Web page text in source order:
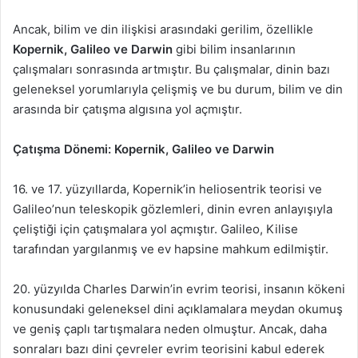
Ancak, bilim ve din ilişkisi arasındaki gerilim, özellikle
Kopernik, Galileo ve Darwin gibi bilim insanlarının
çalışmaları sonrasında artmıştır. Bu çalışmalar, dinin bazı
geleneksel yorumlarıyla çelişmiş ve bu durum, bilim ve din
arasında bir çatışma algısına yol açmıştır.
Çatışma Dönemi: Kopernik, Galileo ve Darwin
16. ve 17. yüzyıllarda, Kopernik’in heliosentrik teorisi ve
Galileo’nun teleskopik gözlemleri, dinin evren anlayışıyla
çeliştiği için çatışmalara yol açmıştır. Galileo, Kilise
tarafından yargılanmış ve ev hapsine mahkum edilmiştir.
20. yüzyılda Charles Darwin’in evrim teorisi, insanın kökeni
konusundaki geleneksel dini açıklamalara meydan okumuş
ve geniş çaplı tartışmalara neden olmuştur. Ancak, daha
sonraları bazı dini çevreler evrim teorisini kabul ederek